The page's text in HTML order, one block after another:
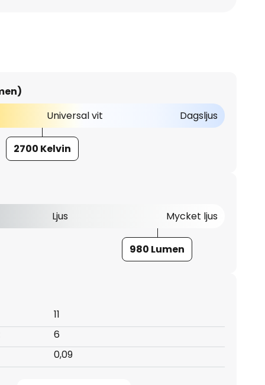
Universal vit
Dagsljus
2700 Kelvin
Ljus Mycket ljus
980 Lumen
11
6
0,09